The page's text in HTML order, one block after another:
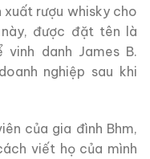
rượu whisky cho
được đặt tên là
vinh danh James B.
nghiệp sau khi
của gia đình Bhm,
viết họ của mình